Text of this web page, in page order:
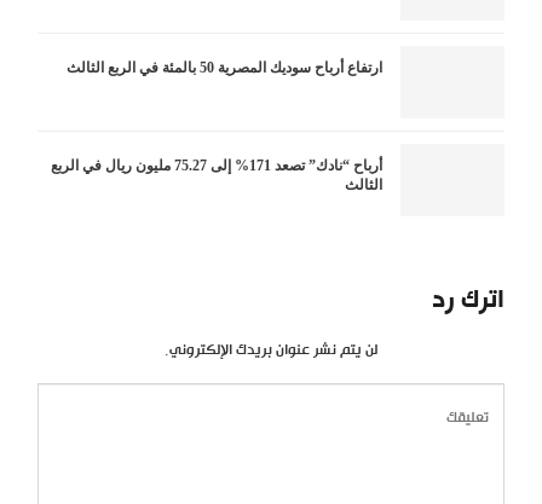
ارتفاع أرباح سوديك المصرية 50 بالمئة في الربع الثالث
أرباح “نادك” تصعد 171% إلى 75.27 مليون ريال في الربع
الثالث
اترك رد
لن يتم نشر عنوان بريدك الإلكتروني.